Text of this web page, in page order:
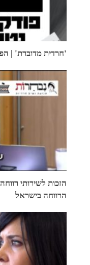
'חרדית מדוברת' |
הזכות לשירותי
הרווחה בישראל